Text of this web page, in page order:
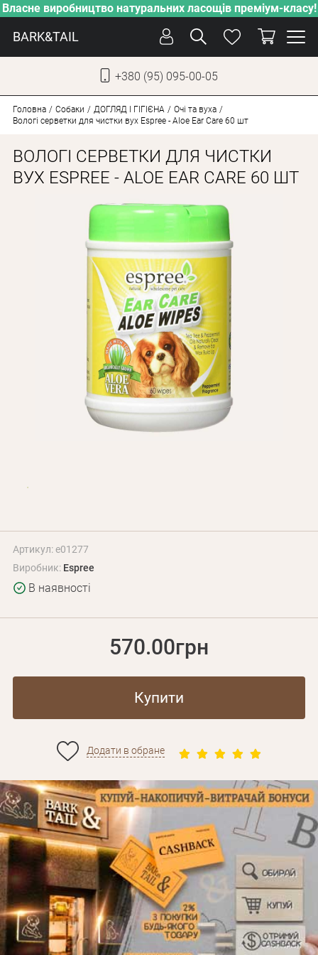
Власне виробництво натуральних ласощів преміум-класу!
BARK&TAIL
+380 (95) 095-00-05
ДОГЛЯД
ПІКЛУВАННЯ
ВЛАСНЕ ВИРОБНИЦТВО
НОВИНКИ
АКЦІЇ
ДЛЯ КОТІВ
Оплата і доставка
Програма лояльності
Про Нас
Оптовим клієнтам
Контакти
Головна Собаки ДОГЛЯД І ГІГІЄНА
Очі та вуха
Вологі серветки для чистки вух Espree - Aloe Ear Care 60 шт
ВОЛОГІ СЕРВЕТКИ ДЛЯ ЧИСТКИ
ВУХ ESPREE - ALOE EAR CARE 60 ШТ
Артикул: e01277
Виробник: Espree
В наявності
570.00грн
Купити
Додати в обране